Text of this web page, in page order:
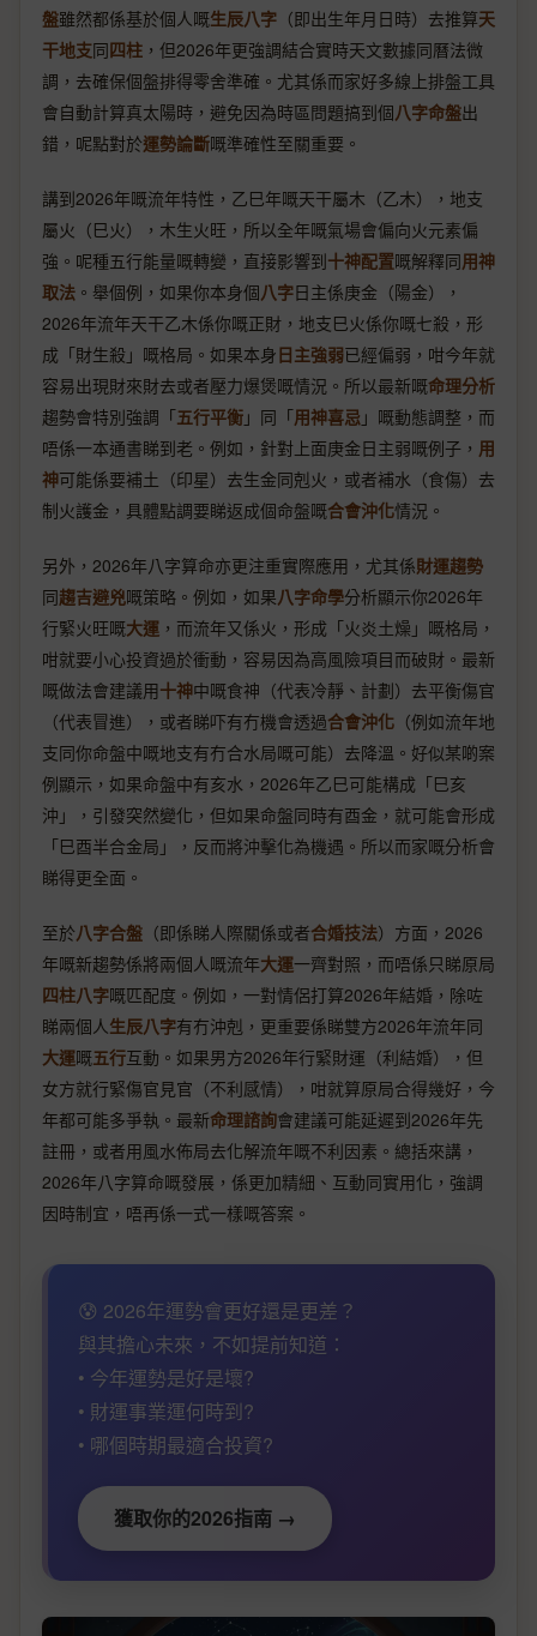
盤雖然都係基於個人嘅生辰八字 （即出生年月日時）去推算天
干地支同四柱 ，但2026年更強調結合實時天文數據同曆法微
調，去確保個盤排得零舍準確。尤其係而家好多線上排盤工具
會自動計算真太陽時，避免因為時區問題搞到個八字命盤出
錯，呢點對於運勢論斷嘅準確性至關重要。
講到2026年嘅流年特性，乙巳年嘅天干屬木（乙木），地支
屬火（巳火），木生火旺，所以全年嘅氣場會偏向火元素偏
強。呢種五行能量嘅轉變，直接影響到十神配置嘅解釋同用神
取法 。舉個例，如果你本身個八字日主係庚金（陽金），
2026年流年天干乙木係你嘅正財，地支巳火係你嘅七殺，形
成「財生殺」嘅格局。如果本身日主強弱已經偏弱，咁今年就
容易出現財來財去或者壓力爆煲嘅情況。所以最新嘅命理分析
趨勢會特別強調「五行平衡 」同「用神喜忌 」嘅動態調整，而
唔係一本通書睇到老。例如，針對上面庚金日主弱嘅例子， 用
神可能係要補土（印星）去生金同剋火，或者補水（食傷）去
制火護金，具體點調要睇返成個命盤嘅合會沖化情況。
另外，2026年八字算命亦更注重實際應用，尤其係財運趨勢
同趨吉避兇嘅策略。例如，如果八字命學分析顯示你2026年
行緊火旺嘅大運 ，而流年又係火，形成「火炎土燥」嘅格局，
咁就要小心投資過於衝動，容易因為高風險項目而破財。最新
嘅做法會建議用十神中嘅食神（代表冷靜、計劃）去平衡傷官
（代表冒進），或者睇吓有冇機會透過合會沖化 （例如流年地
支同你命盤中嘅地支有冇合水局嘅可能）去降溫。好似某啲案
例顯示，如果命盤中有亥水，2026年乙巳可能構成「巳亥
沖」，引發突然變化，但如果命盤同時有酉金，就可能會形成
「巳酉半合金局」，反而將沖擊化為機遇。所以而家嘅分析會
睇得更全面。
至於八字合盤 （即係睇人際關係或者合婚技法）方面，2026
年嘅新趨勢係將兩個人嘅流年大運一齊對照，而唔係只睇原局
四柱八字嘅匹配度。例如，一對情侶打算2026年結婚，除咗
睇兩個人生辰八字有冇沖剋，更重要係睇雙方2026年流年同
大運嘅五行互動。如果男方2026年行緊財運（利結婚），但
女方就行緊傷官見官（不利感情），咁就算原局合得幾好，今
年都可能多爭執。最新命理諮詢會建議可能延遲到2026年先
註冊，或者用風水佈局去化解流年嘅不利因素。總括來講，
2026年八字算命嘅發展，係更加精細、互動同實用化，強調
因時制宜，唔再係一式一樣嘅答案。
😰 2026年運勢會更好還是更差？
與其擔心未來，不如提前知道：
• 今年運勢是好是壞?
• 財運事業運何時到?
• 哪個時期最適合投資?
獲取你的2026指南 →